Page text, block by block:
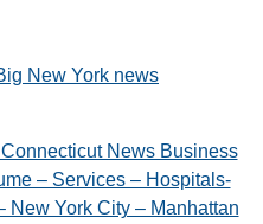
New York news
News Business
– Services – Hospitals-
New York City – Manhattan